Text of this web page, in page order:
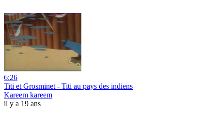
6:26
Titi et Grosminet - Titi au pays des indiens
Kareem kareem
il y a 19 ans